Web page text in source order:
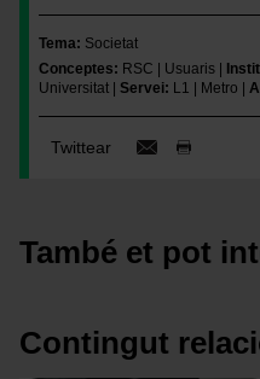
Tema Societat
Conceptes
RSC Usuaris
Universitat
Servei L1 Metro
Twittear
També et pot
Contingut